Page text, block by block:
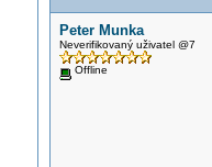
Peter Munka
Neverifikovaný uživatel @7
Offline